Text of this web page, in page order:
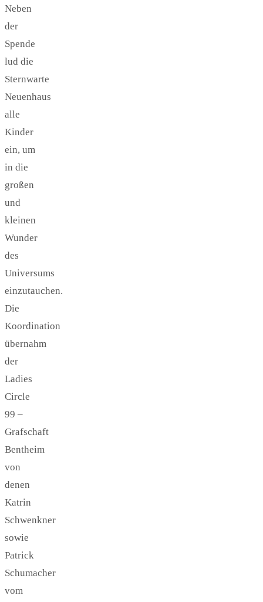
Neben
der
Spende
lud die
Sternwarte
Neuenhaus
alle
Kinder
ein, um
in die
großen
und
kleinen
Wunder
des
Universums
einzutauchen.
Die
Koordination
übernahm
der
Ladies
Circle
99 –
Grafschaft
Bentheim
von
denen
Katrin
Schwenkner
sowie
Patrick
Schumacher
vom